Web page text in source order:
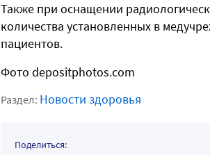
Также при оснащении
количества установленных в
пациентов.
Фото depositphotos.com
Раздел: Новости здоровья
Поделиться: